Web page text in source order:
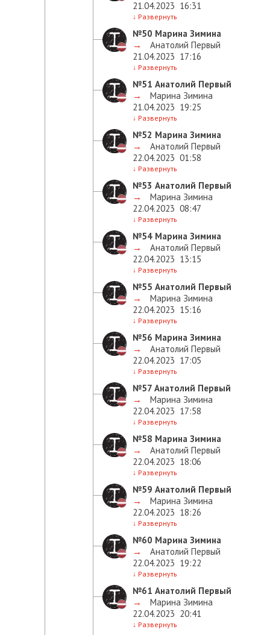
21.04.2023 16:31
↓ Развернуть
№50 Марина Зимина
→
Анатолий Первый
21.04.2023 17:16
↓ Развернуть
№51 Анатолий Первый
→
Марина Зимина
21.04.2023 19:25
↓ Развернуть
№52 Марина Зимина
→
Анатолий Первый
22.04.2023 01:58
↓ Развернуть
№53 Анатолий Первый
→
Марина Зимина
22.04.2023 08:47
↓ Развернуть
№54 Марина Зимина
→
Анатолий Первый
22.04.2023 13:15
↓ Развернуть
№55 Анатолий Первый
→
Марина Зимина
22.04.2023 15:16
↓ Развернуть
№56 Марина Зимина
→
Анатолий Первый
22.04.2023 17:05
↓ Развернуть
№57 Анатолий Первый
→
Марина Зимина
22.04.2023 17:58
↓ Развернуть
№58 Марина Зимина
→
Анатолий Первый
22.04.2023 18:06
↓ Развернуть
№59 Анатолий Первый
→
Марина Зимина
22.04.2023 18:26
↓ Развернуть
№60 Марина Зимина
→
Анатолий Первый
22.04.2023 19:22
↓ Развернуть
№61 Анатолий Первый
→
Марина Зимина
22.04.2023 20:41
↓ Развернуть